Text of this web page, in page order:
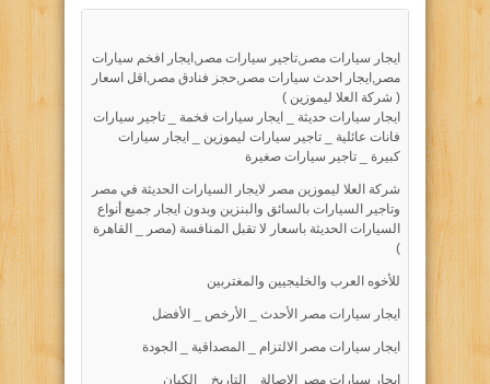
ايجار سيارات مصر,تاجير سيارات مصر,ايجار افخم سيارات
مصر,ايجار احدث سيارات مصر,حجز فنادق مصر,اقل اسعار
( شركة العلا ليموزين )
ايجار سيارات حديثة _ ايجار سيارات فخمة _ تاجير سيارات
فانات عائلية _ تاجير سيارات ليموزين _ ايجار سيارات
كبيرة _ تاجير سيارات صغيرة
شركة العلا ليموزين مصر لايجار السيارات الحديثة في مصر
وتاجير السيارات بالسائق والبنزين وبدون ايجار جميع أنواع
السيارات الحديثة باسعار لا تقبل المنافسة (مصر _ القاهرة
)
للأخوه العرب والخليجيين والمغتربين
ايجار سيارات مصر الأحدث _ الأرخص _ الأفضل
ايجار سيارات مصر الالتزام _ المصداقية _ الجودة
ايجار سيارات مصر الاصالة _ التاريخ _ الكيان